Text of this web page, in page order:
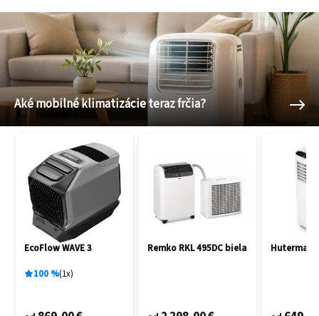
Aké mobilné klimatizácie teraz frčia?
EcoFlow WAVE 3
100% 1x
Remko RKL 495DC biela Hutermann